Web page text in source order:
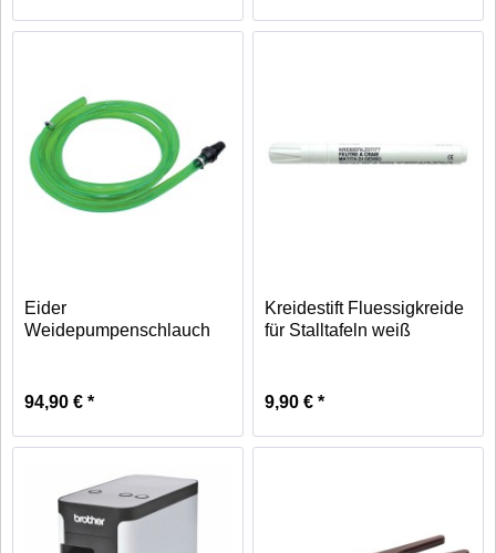
Eider
Weidepumpenschlauch
94,90 € *
Kreidestift Fluessigkreide
für Stalltafeln weiß
9,90 € *